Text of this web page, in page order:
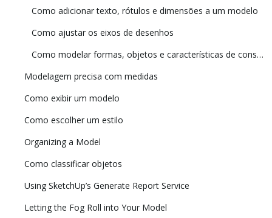
Como adicionar texto, rótulos e dimensões a um modelo
Como ajustar os eixos de desenhos
Como modelar formas, objetos e características de construção específicos em 3D
Modelagem precisa com medidas
Como exibir um modelo
Como escolher um estilo
Organizing a Model
Como classificar objetos
Using SketchUp’s Generate Report Service
Letting the Fog Roll into Your Model